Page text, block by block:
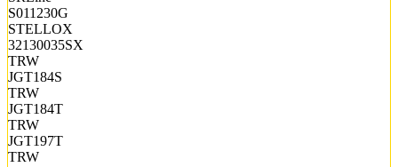
S011230G
STELLOX
32130035SX
TRW
JGT184S
TRW
JGT184T
TRW
JGT197T
TRW